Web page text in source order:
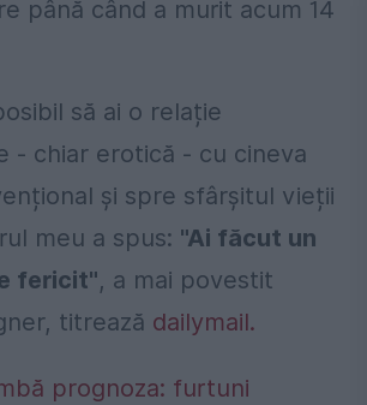
până când a murit acum 14
să ai o relație
- chiar erotică - cu cineva
și spre sfârșitul vieții
meu a spus: "Ai făcut un
fericit", a mai povestit
titrează dailymail.
prognoza: furtuni